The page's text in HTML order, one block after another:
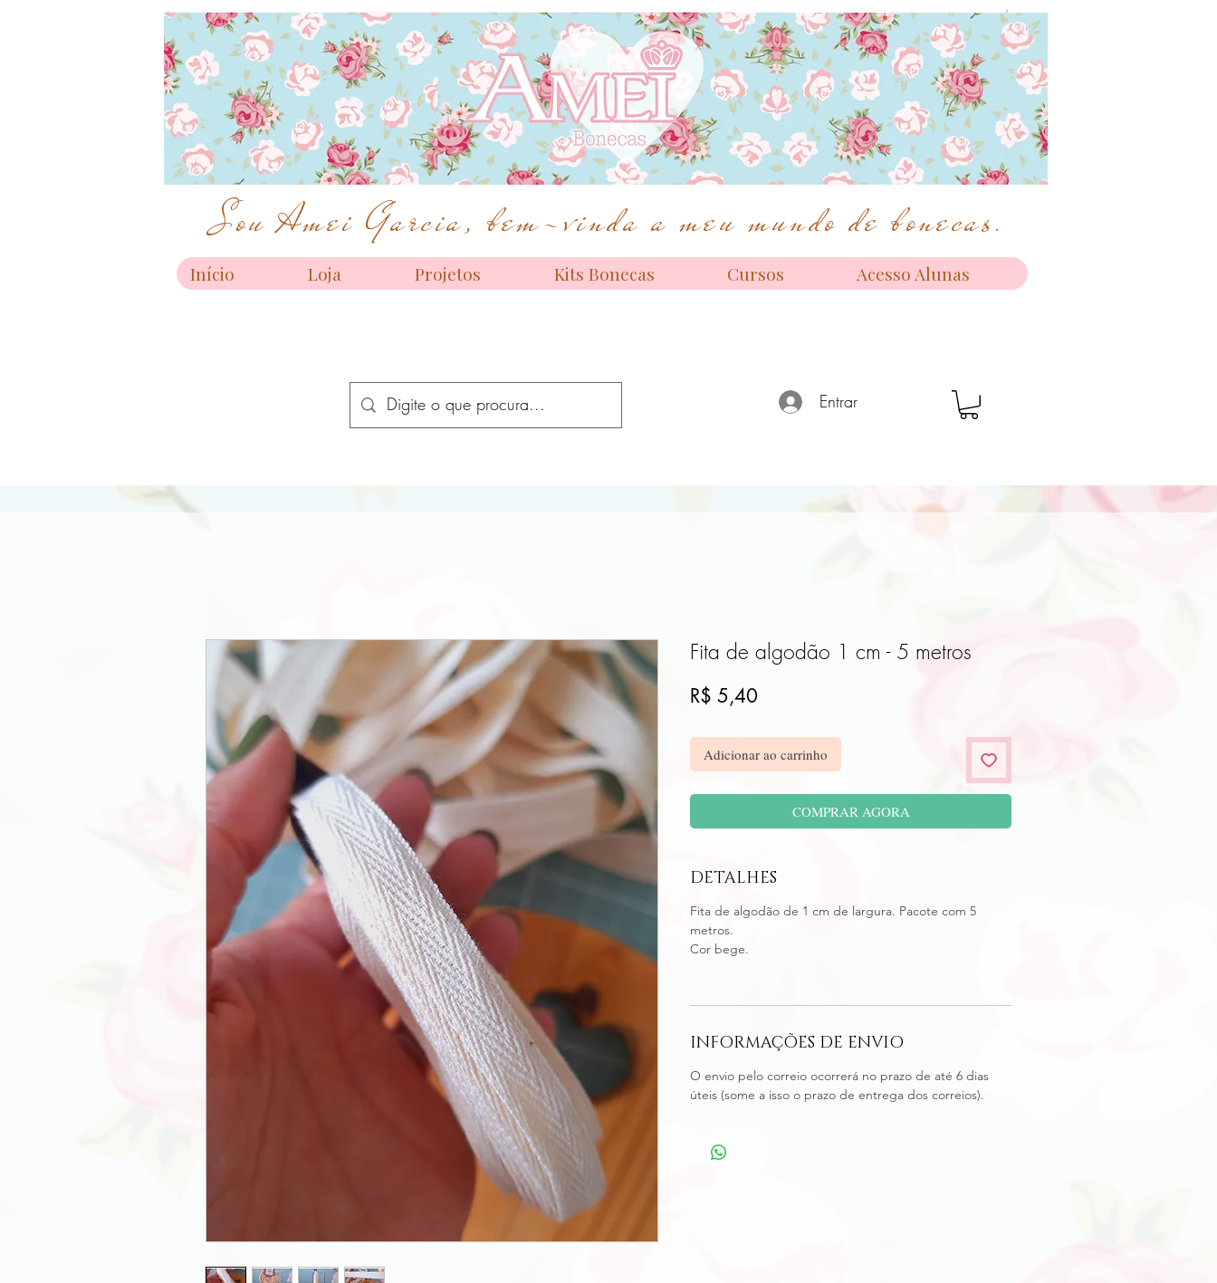
Sou Amei Garcia, bem-vinda a meu mundo de bonecas.
Início Loja Projetos Kits Bonecas Cursos Acesso Alunas
Entrar
Fita de algodão 1 cm - 5 metros
R$ 5,40Preço
Adicionar ao carrinho
COMPRAR AGORA
DETALHES
Fita de algodão de 1 cm de largura. Pacote com 5
metros.
Cor bege.
INFORMAÇÕES DE ENVIO
O envio pelo correio ocorrerá no prazo de até 6 dias
úteis (some a isso o prazo de entrega dos correios).
Bonecas de alta costura